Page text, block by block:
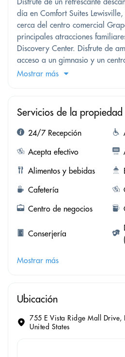
día en Comfort Suites
cerca del centro comercial
principales atracciones
Discovery Center. Disfrute de
acceso a un gimnasio y un
Mostrar más
Servicios de la propiedad
24/7 Recepción
Acepta efectivo
Alimentos y bebidas
Cafetería
Centro de negocios
Conserjería
Mostrar más
Ubicación
755 E Vista Ridge Mall Drive,
United States